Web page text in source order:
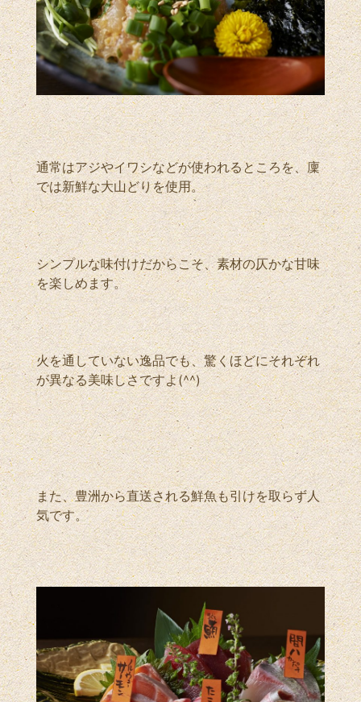
通常はアジやイワシなどが使われるところを、廩
では新鮮な大山どりを使用。
シンプルな味付けだからこそ、素材の仄かな甘味
を楽しめます。
火を通していない逸品でも、驚くほどにそれぞれ
が異なる美味しさですよ(^^)
また、豊洲から直送される鮮魚も引けを取らず人
気です。